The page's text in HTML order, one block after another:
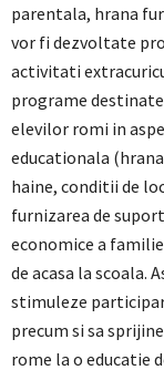
parentala, hrana
vor fi dezvoltate
activitati
programe
elevilor romi in
educationala
haine, conditii de
furnizarea de
economice a
de acasa la scoala.
stimuleze
precum si sa
rome la o educatie